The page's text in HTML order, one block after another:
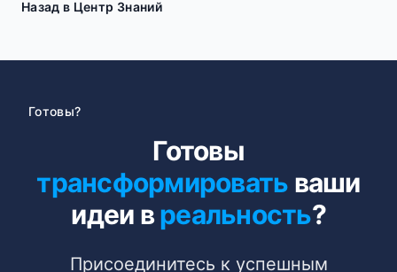
Назад в Центр Знаний
Готовы?
Готовы
трансформировать ваши
идеи вреальность?
Присоединитесь к успешным